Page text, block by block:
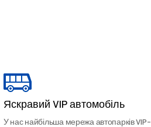
Яскравий VIP автомобіль
У нас найбільша мережа автопарків VIP-